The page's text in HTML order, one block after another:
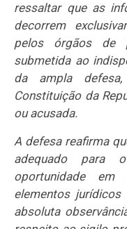
ressaltar que as
decorrem
pelos órgãos de
submetida ao
da ampla
Constituição da
ou acusada.
A defesa reafirma
adequado para
oportunidade em
elementos
absoluta